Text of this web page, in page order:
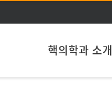
핵의학과 소개